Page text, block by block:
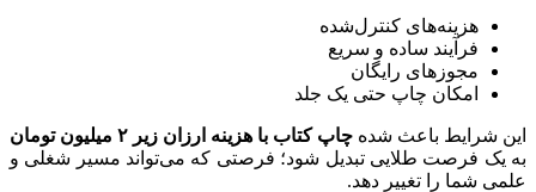
هزینه‌های کنترل‌شده
فرآیند ساده و سریع
مجوزهای رایگان
امکان چاپ حتی یک جلد
این شرایط باعث شده چاپ کتاب با هزینه ارزان زیر ۲ میلیون تومان
به یک فرصت طلایی تبدیل شود؛ فرصتی که می‌تواند مسیر شغلی و
علمی شما را تغییر دهد.